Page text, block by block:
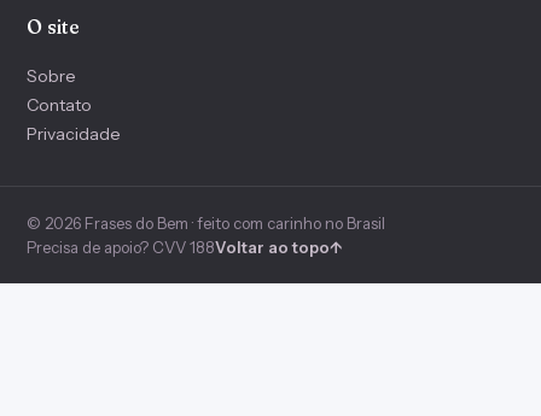
O site
Sobre
Contato
Privacidade
© 2026 Frases do Bem · feito com carinho no Brasil
Precisa de apoio? CVV 188Voltar ao topo↑